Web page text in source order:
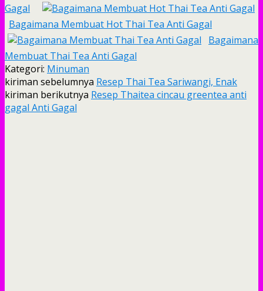
Gagal
Bagaimana Membuat Hot Thai Tea Anti Gagal
Bagaimana
Membuat Thai Tea Anti Gagal
Kategori: Minuman
kiriman sebelumnya Resep Thai Tea Sariwangi, Enak
kiriman berikutnya Resep Thaitea cincau greentea anti
gagal Anti Gagal